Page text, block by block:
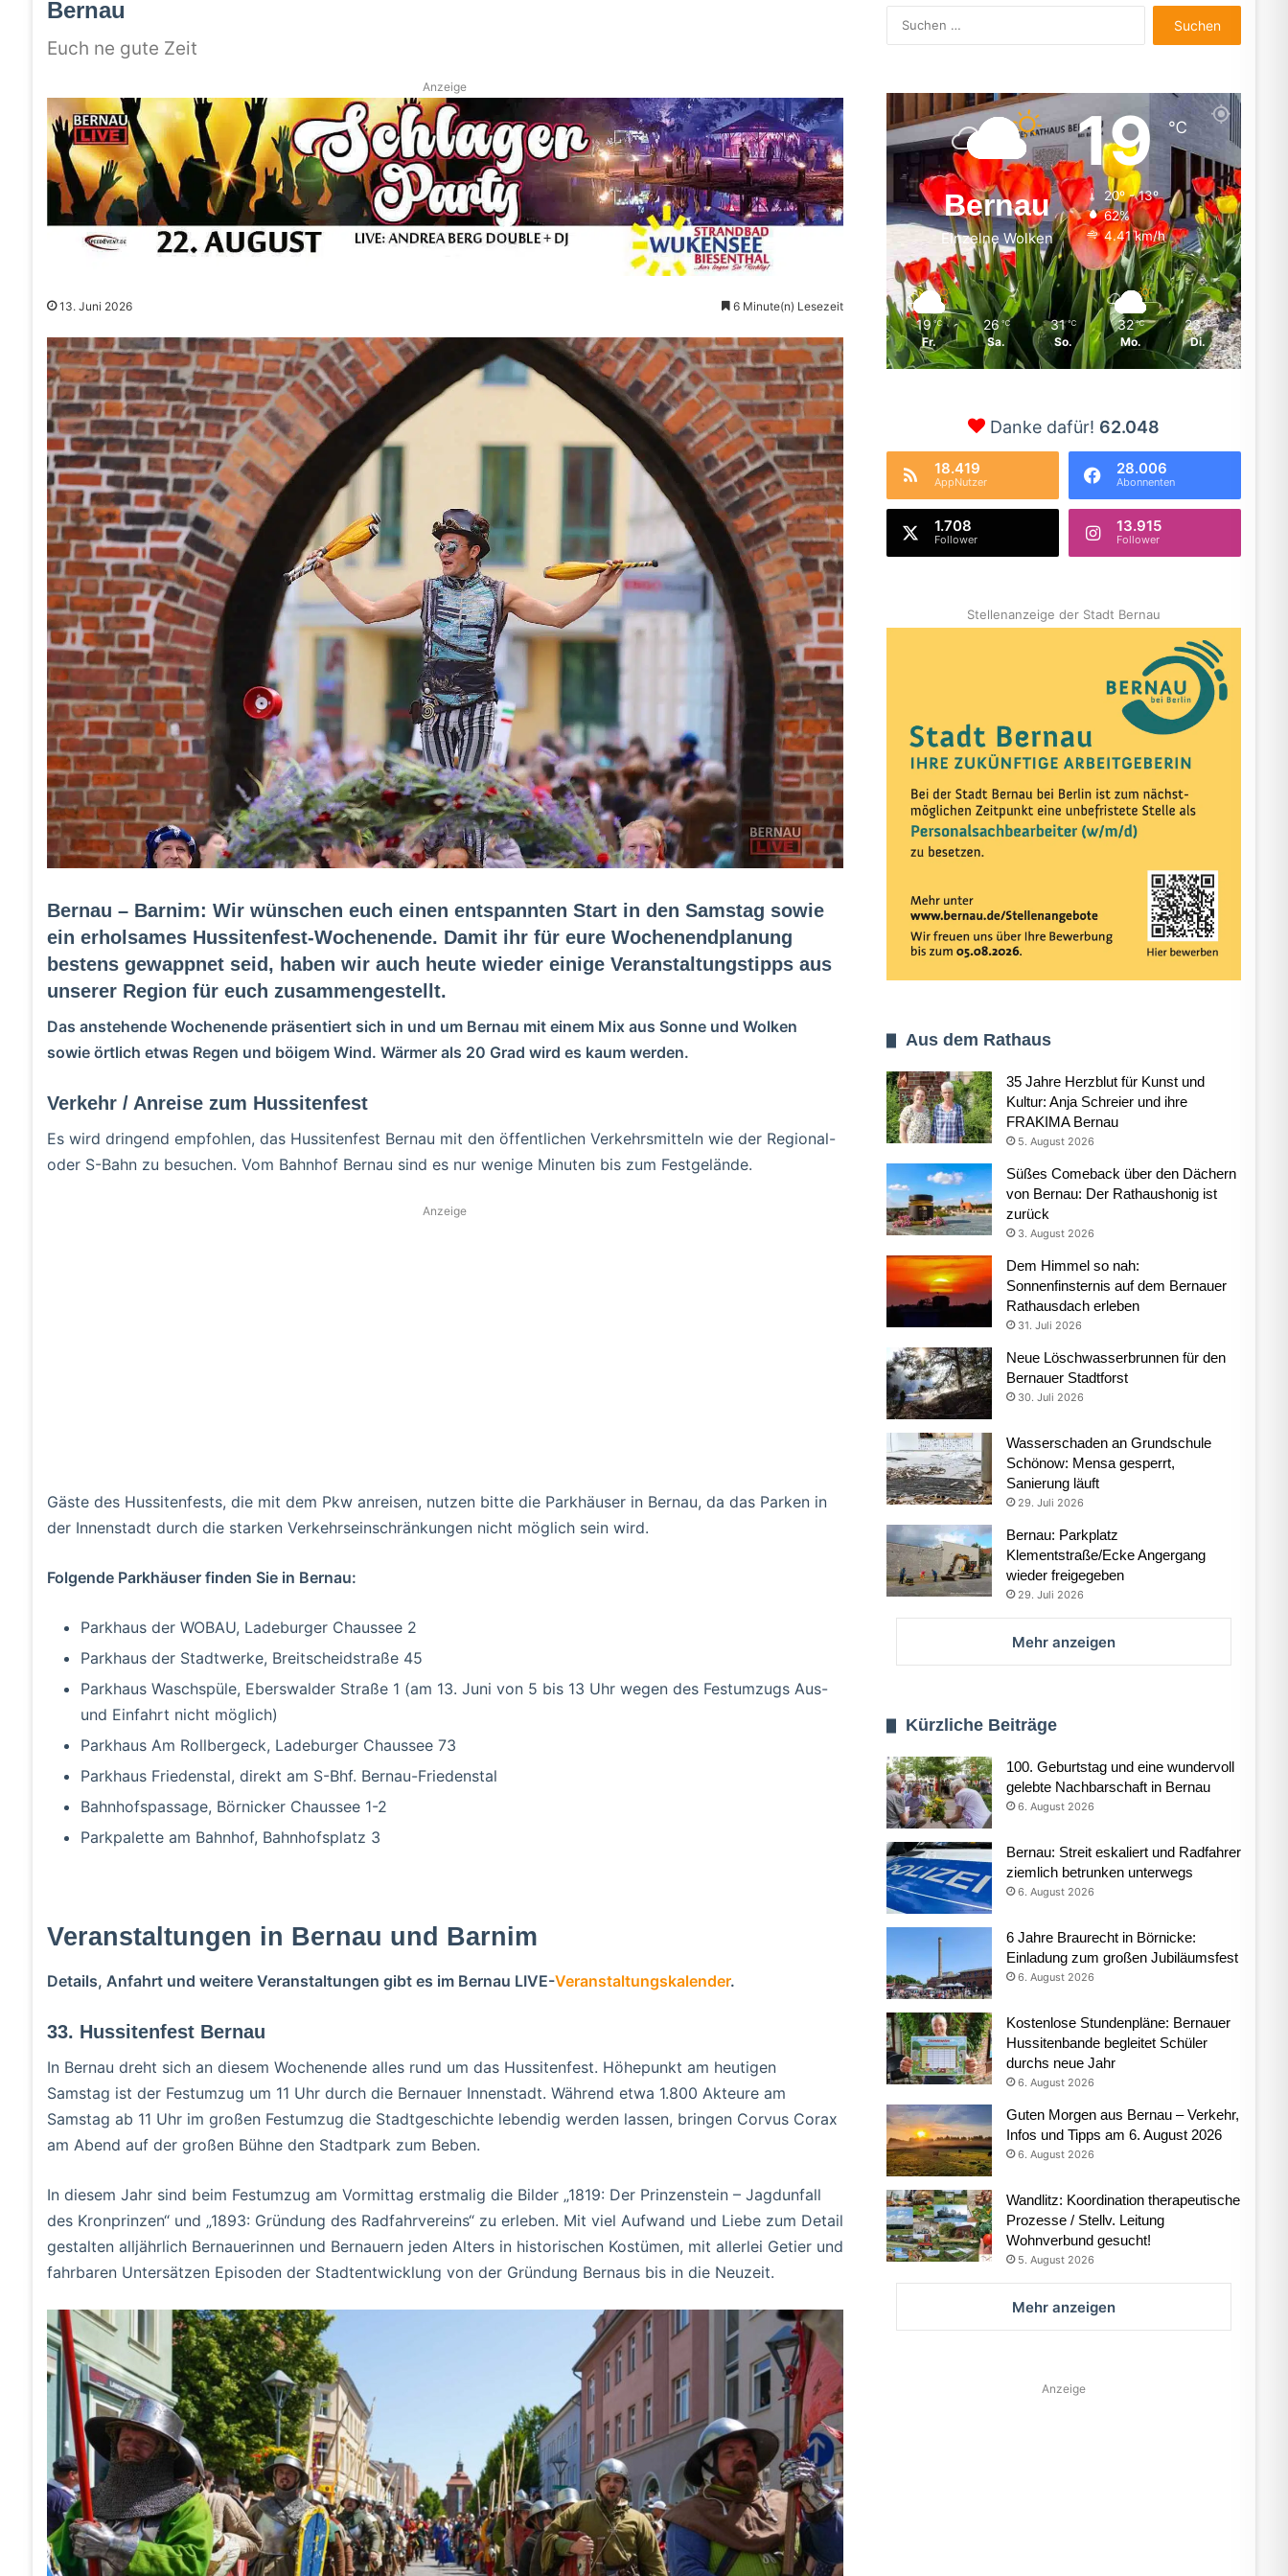
Bernau
Euch ne gute Zeit
Anzeige
13. Juni 2026 6 Minute(n) Lesezeit
Bernau – Barnim: Wir wünschen euch einen entspannten Start in den Samstag sowie
ein erholsames Hussitenfest-Wochenende. Damit ihr für eure Wochenendplanung
bestens gewappnet seid, haben wir auch heute wieder einige Veranstaltungstipps aus
unserer Region für euch zusammengestellt.
Das anstehende Wochenende präsentiert sich in und um Bernau mit einem Mix aus Sonne und Wolken
sowie örtlich etwas Regen und böigem Wind. Wärmer als 20 Grad wird es kaum werden.
Verkehr / Anreise zum Hussitenfest
Es wird dringend empfohlen, das Hussitenfest Bernau mit den öffentlichen Verkehrsmitteln wie der Regional-
oder S-Bahn zu besuchen. Vom Bahnhof Bernau sind es nur wenige Minuten bis zum Festgelände.
Anzeige
Gäste des Hussitenfests, die mit dem Pkw anreisen, nutzen bitte die Parkhäuser in Bernau, da das Parken in
der Innenstadt durch die starken Verkehrseinschränkungen nicht möglich sein wird.
Folgende Parkhäuser finden Sie in Bernau:
Parkhaus der WOBAU, Ladeburger Chaussee 2
Parkhaus der Stadtwerke, Breitscheidstraße 45
Parkhaus Waschspüle, Eberswalder Straße 1 (am 13. Juni von 5 bis 13 Uhr wegen des Festumzugs Aus-
und Einfahrt nicht möglich)
Parkhaus Am Rollbergeck, Ladeburger Chaussee 73
Parkhaus Friedenstal, direkt am S-Bhf. Bernau-Friedenstal
Bahnhofspassage, Börnicker Chaussee 1-2
Parkpalette am Bahnhof, Bahnhofsplatz 3
Veranstaltungen in Bernau und Barnim
Details, Anfahrt und weitere Veranstaltungen gibt es im Bernau LIVE-Veranstaltungskalender.
33. Hussitenfest Bernau
In Bernau dreht sich an diesem Wochenende alles rund um das Hussitenfest. Höhepunkt am heutigen
Samstag ist der Festumzug um 11 Uhr durch die Bernauer Innenstadt. Während etwa 1.800 Akteure am
Samstag ab 11 Uhr im großen Festumzug die Stadtgeschichte lebendig werden lassen, bringen Corvus Corax
am Abend auf der großen Bühne den Stadtpark zum Beben.
In diesem Jahr sind beim Festumzug am Vormittag erstmalig die Bilder „1819: Der Prinzenstein – Jagdunfall
des Kronprinzen“ und „1893: Gründung des Radfahrvereins“ zu erleben. Mit viel Aufwand und Liebe zum Detail
gestalten alljährlich Bernauerinnen und Bernauern jeden Alters in historischen Kostümen, mit allerlei Getier und
fahrbaren Untersätzen Episoden der Stadtentwicklung von der Gründung Bernaus bis in die Neuzeit.
nach:
Bernau
Einzelne Wolken
19℃
20º - 13º
62%
4.41 km/h
19 ℃
Fr.
26 ℃
Sa.
31 ℃
So.
32 ℃
Mo.
23 ℃
Di.
Danke dafür! 62.048
18.419
AppNutzer
28.006
Abonnenten
1.708
Follower
13.915
Follower
Stellenanzeige der Stadt Bernau
Aus dem Rathaus
35 Jahre Herzblut für Kunst und
Kultur: Anja Schreier und ihre
FRAKIMA Bernau
5. August 2026
Süßes Comeback über den Dächern
von Bernau: Der Rathaushonig ist
zurück
3. August 2026
Dem Himmel so nah:
Sonnenfinsternis auf dem Bernauer
Rathausdach erleben
31. Juli 2026
Neue Löschwasserbrunnen für den
Bernauer Stadtforst
30. Juli 2026
Wasserschaden an Grundschule
Schönow: Mensa gesperrt,
Sanierung läuft
29. Juli 2026
Bernau: Parkplatz
Klementstraße/Ecke Angergang
wieder freigegeben
29. Juli 2026
Mehr anzeigen
Kürzliche Beiträge
100. Geburtstag und eine wundervoll
gelebte Nachbarschaft in Bernau
6. August 2026
Bernau: Streit eskaliert und Radfahrer
ziemlich betrunken unterwegs
6. August 2026
6 Jahre Braurecht in Börnicke:
Einladung zum großen Jubiläumsfest
6. August 2026
Kostenlose Stundenpläne: Bernauer
Hussitenbande begleitet Schüler
durchs neue Jahr
6. August 2026
Guten Morgen aus Bernau – Verkehr,
Infos und Tipps am 6. August 2026
6. August 2026
Wandlitz: Koordination therapeutische
Prozesse / Stellv. Leitung
Wohnverbund gesucht!
5. August 2026
Mehr anzeigen
Anzeige